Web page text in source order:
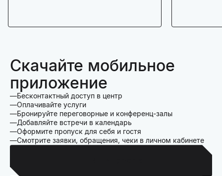
Скачайте мобильное
приложение
Бесконтактный доступ в центр
Оплачивайте услуги
Бронируйте переговорные и конференц-залы
Добавляйте встречи в календарь
Оформите пропуск для себя и гостя
Смотрите заявки, обращения, чеки в личном кабинете